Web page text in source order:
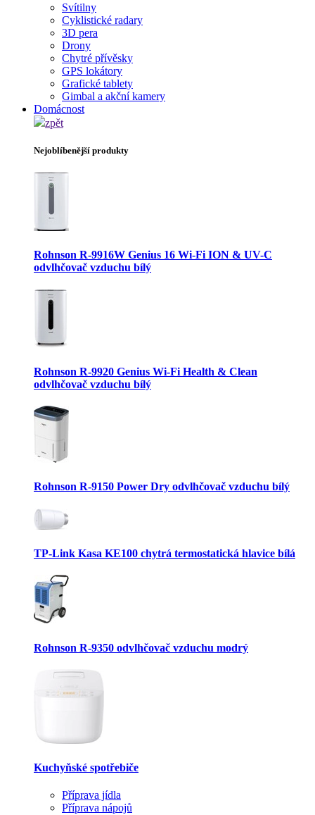
Svítilny
Cyklistické radary
3D pera
Drony
Chytré přívěsky
GPS lokátory
Grafické tablety
Gimbal a akční kamery
Domácnost
zpět
Nejoblíbenější produkty
Rohnson R-9916W Genius 16 Wi-Fi ION & UV-C
odvlhčovač vzduchu bílý
Rohnson R-9920 Genius Wi-Fi Health & Clean
odvlhčovač vzduchu bílý
Rohnson R-9150 Power Dry odvlhčovač vzduchu bílý
TP-Link Kasa KE100 chytrá termostatická hlavice bílá
Rohnson R-9350 odvlhčovač vzduchu modrý
Kuchyňské spotřebiče
Příprava jídla
Příprava nápojů